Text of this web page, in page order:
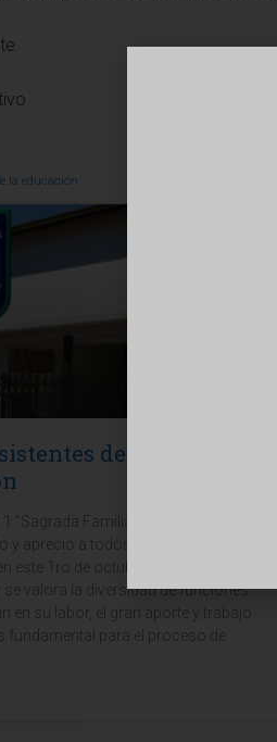
la educación
de la
1 “Sagrada Familia” saluda con
y aprecio a todos los asistentes de
este 1ro de octubre de 2021, donde
se valora la diversidad de funciones
en su labor, el gran aporte y trabajo
fundamental para el proceso de